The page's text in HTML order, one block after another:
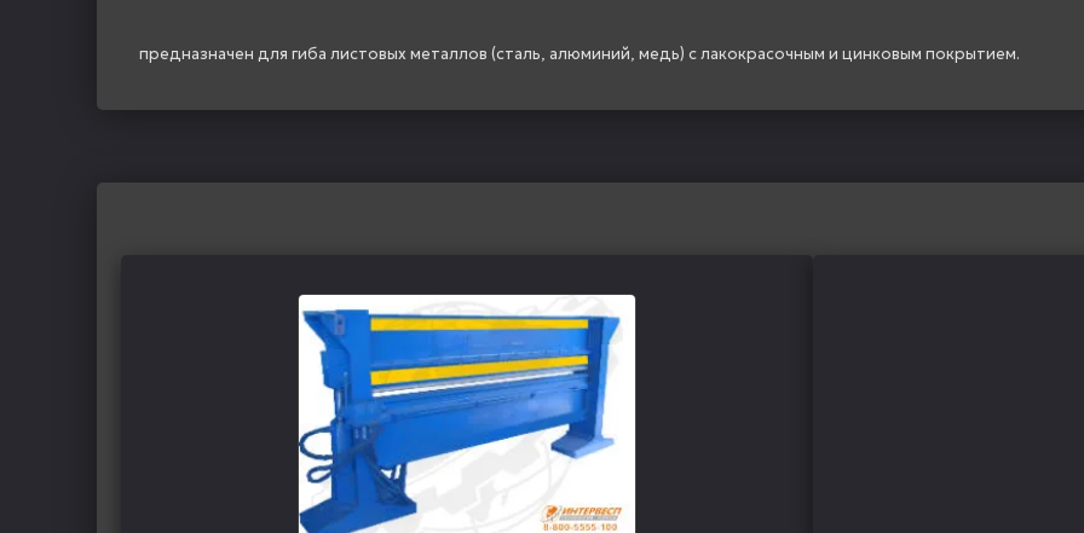
предназначен для гиба листовых металлов (сталь, алюминий, медь) с лакокрасочным и цинковым покрытием.